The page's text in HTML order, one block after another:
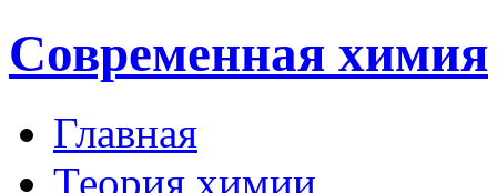
Современная химия
Главная
Теория химии